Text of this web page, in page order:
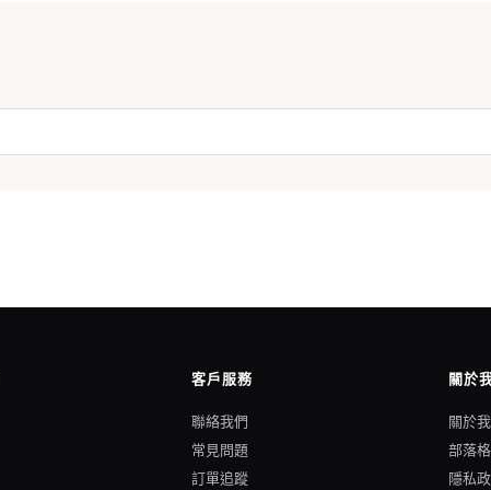
客戶服務
聯絡我們
常見問題
訂單追蹤
關於
關於
部落格
隱私